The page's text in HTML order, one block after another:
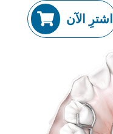
اشترِ الآن